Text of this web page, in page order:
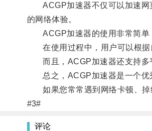
ACGP加速器不仅可以加速网
的网络体验。
ACGP加速器的使用非常简单
在使用过程中，用户可以根据
而且，ACGP加速器还支持多
总之，ACGP加速器是一个优
如果您常常遇到网络卡顿、掉
#3#
评论